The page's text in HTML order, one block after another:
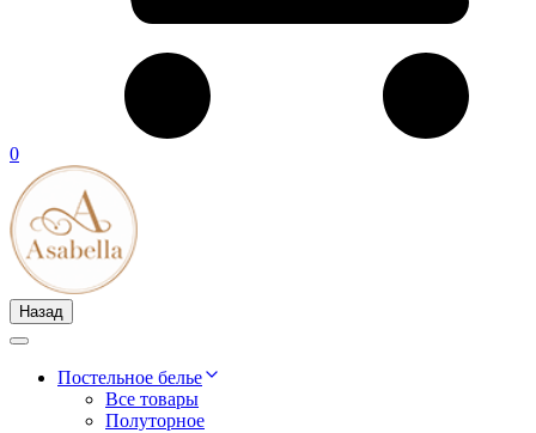
0
Назад
Постельное белье
Все товары
Полуторное